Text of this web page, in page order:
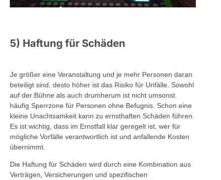
5) Haftung für Schäden
Je größer eine Veranstaltung und je mehr Personen daran
beteiligt sind, desto höher ist das Risiko für Unfälle. Sowohl
auf der Bühne als auch drumherum ist nicht umsonst
häufig Sperrzone für Personen ohne Befugnis. Schon eine
kleine Unachtsamkeit kann zu ernsthaften Schäden führen.
Es ist wichtig, dass im Ernstfall klar geregelt ist, wer für
mögliche Vorfälle verantwortlich ist und anfallende Kosten
übernimmt.
Die Haftung für Schäden wird durch eine Kombination aus
Verträgen, Versicherungen und spezifischen